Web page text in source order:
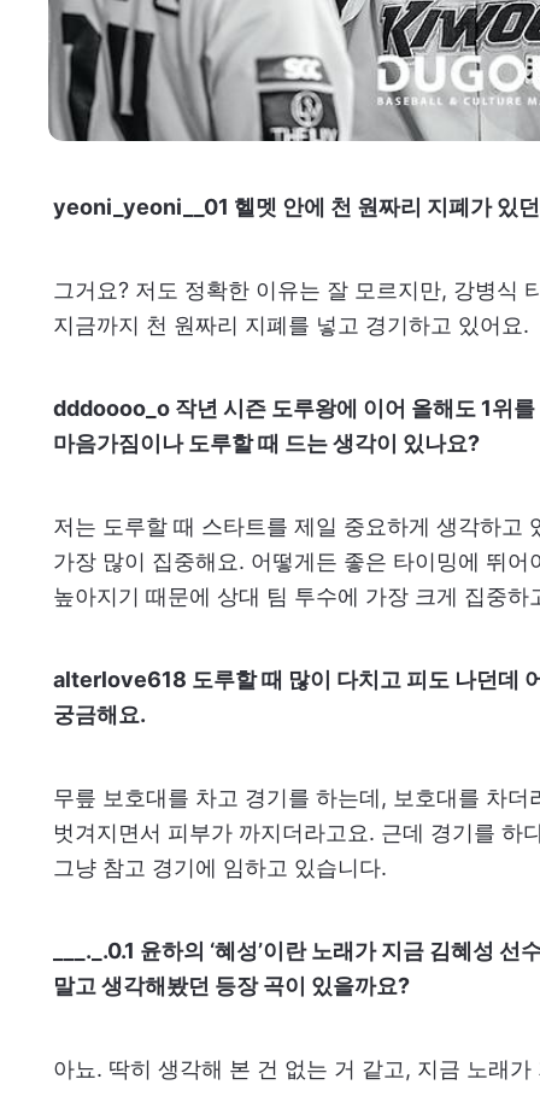
yeoni_yeoni__01 헬멧 안에 천 원짜리 지폐가 있
그거요? 저도 정확한 이유는 잘 모르지만, 강병식
지금까지 천 원짜리 지폐를 넣고 경기하고 있어요.
dddoooo_o 작년 시즌 도루왕에 이어 올해도 1위
마음가짐이나 도루할 때 드는 생각이 있나요?
저는 도루할 때 스타트를 제일 중요하게 생각하고
가장 많이 집중해요. 어떻게든 좋은 타이밍에 뛰
높아지기 때문에 상대 팀 투수에 가장 크게 집중하
alterlove618 도루할 때 많이 다치고 피도 나던데
궁금해요.
무릎 보호대를 차고 경기를 하는데, 보호대를 차
벗겨지면서 피부가 까지더라고요. 근데 경기를 하
그냥 참고 경기에 임하고 있습니다.
___._.0.1 윤하의 ‘혜성’이란 노래가 지금 김혜성
말고 생각해봤던 등장 곡이 있을까요?
아뇨. 딱히 생각해 본 건 없는 거 같고, 지금 노래